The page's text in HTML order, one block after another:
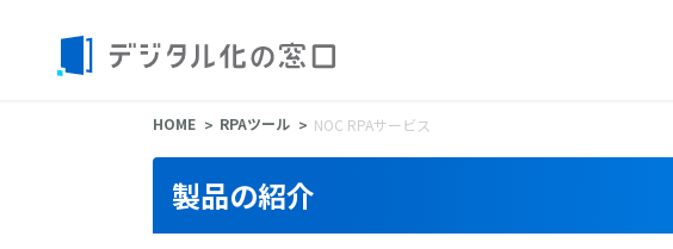
HOME RPAツール NOC RPAサービス
製品の紹介